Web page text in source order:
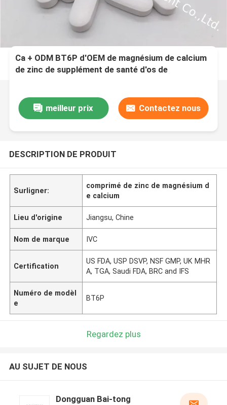
Ca + ODM BT6P d'OEM de magnésium de calcium
de zinc de supplément de santé d'os de
meilleur prix Contactez nous
DESCRIPTION DE PRODUIT
Surligner:
comprimé de zinc de magnésium d
e calcium
Lieu d'origine Jiangsu, Chine
Nom de marque IVC
Certification
US FDA, USP DSVP, NSF GMP, UK MHR
A, TGA, Saudi FDA, BRC and IFS
Numéro de modèl
e
BT6P
Regardez plus
AU SUJET DE NOUS
Dongguan Bai-tong